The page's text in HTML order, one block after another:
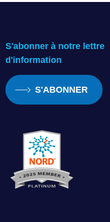
S'abonner à notre lettre
d'information
S'ABONNER